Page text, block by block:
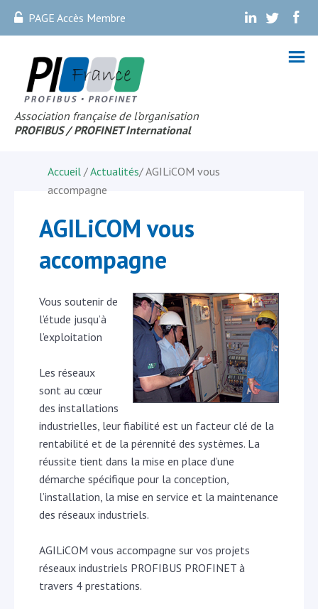
PAGE Accès Membre . . .
Association française de l’organisation
PROFIBUS / PROFINET International
Accueil /Actualités/AGILiCOM vous
accompagne
AGILiCOM vous
accompagne
Vous soutenir de
l’étude jusqu’à
l’exploitation
Les réseaux
sont au cœur
des installations
industrielles, leur fiabilité est un facteur clé de la
rentabilité et de la pérennité des systèmes. La
réussite tient dans la mise en place d’une
démarche spécifique pour la conception,
l’installation, la mise en service et la maintenance
des réseaux industriels.
AGILiCOM vous accompagne sur vos projets
réseaux industriels PROFIBUS PROFINET à
travers 4 prestations.